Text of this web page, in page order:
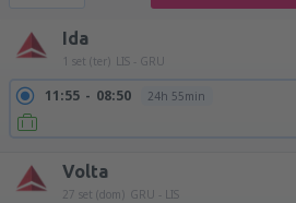
Ida
1 set (ter) LIS - GRU
11:55 08:50 24h 55min
Volta
27 set (dom) GRU - LIS